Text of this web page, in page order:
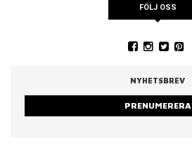
FÖLJ OSS
NYHETSBREV
PRENUMERERA